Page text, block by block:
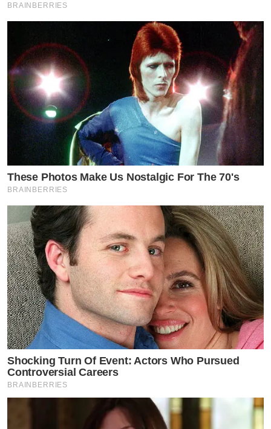
BRAINBERRIES
These Photos Make Us Nostalgic For The 70's
BRAINBERRIES
Shocking Turn Of Event: Actors Who Pursued
Controversial Careers
BRAINBERRIES